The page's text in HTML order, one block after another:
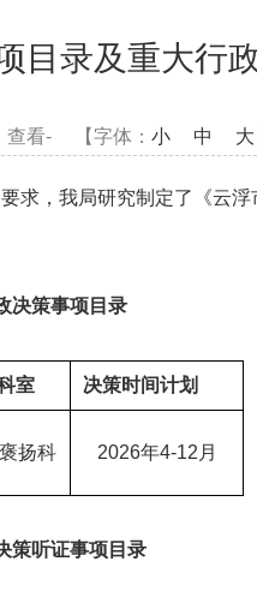
目录及重大行
看-【字体： 小 中 大
，我局研究制定了《云浮
决策事项目录
室 决策时间计划
扬科 2026年4-12月
策听证事项目录